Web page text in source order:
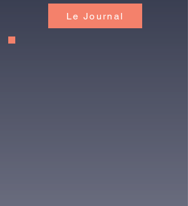
Le Journal